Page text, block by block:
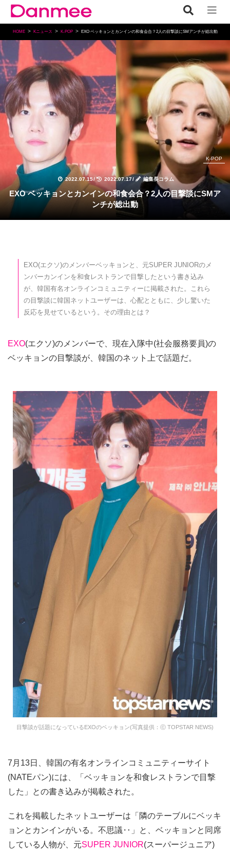
HOME Kニュース K-POP EXO ベッキョンとカンインの和食会合？2人の目撃談にSMアンチが総出動
2022.07.15/ 2022.07.17/ 編集長コラム
K-POP
EXO ベッキョンとカンインの和食会合？2人の目撃談にSMア
ンチが総出動
EXO(エクソ)のメンバーベッキョンと、元SUPER JUNIORのメ
ンバーカンインを和食レストランで目撃したという書き込み
が、韓国有名オンラインコミュニティーに掲載された。これら
の目撃談に韓国ネットユーザーは、心配とともに、少し驚いた
反応を見せているという。その理由とは？
EXO(エクソ)のメンバーで、現在入隊中(社会服務要員)の
ベッキョンの目撃談が、韓国のネット上で話題だ。
目撃談が話題になっているEXOのベッキョン(写真提供：ⓒ TOPSTAR NEWS)
7月13日、韓国の有名オンラインコミュニティーサイト
(NATEパン)には、「ベッキョンを和食レストランで目撃
した」との書き込みが掲載された。
これを掲載したネットユーザーは「隣のテーブルにベッキ
ョンとカンインがいる。不思議‥」と、ベッキョンと同席
している人物が、元SUPER JUNIOR(スーパージュニア)